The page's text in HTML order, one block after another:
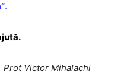
.
Prot Victor Mihalachi